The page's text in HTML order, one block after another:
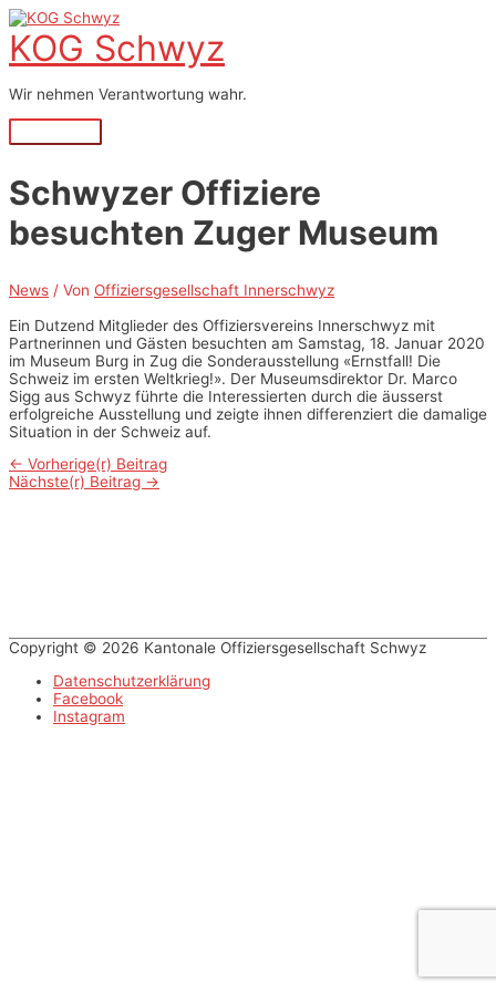
Zum
Inhalt
springen
KOG Schwyz
Wir nehmen Verantwortung wahr.
Hauptmenü
Schwyzer Offiziere
besuchten Zuger Museum
News / Von Offiziersgesellschaft Innerschwyz
Ein Dutzend Mitglieder des Offiziersvereins Innerschwyz mit
Partnerinnen und Gästen besuchten am Samstag, 18. Januar 2020
im Museum Burg in Zug die Sonderausstellung «Ernstfall! Die
Schweiz im ersten Weltkrieg!». Der Museumsdirektor Dr. Marco
Sigg aus Schwyz führte die Interessierten durch die äusserst
erfolgreiche Ausstellung und zeigte ihnen differenziert die damalige
Situation in der Schweiz auf.
Beitrags-
← Vorherige(r) Beitrag
Nächste(r) Beitrag →
Copyright © 2026 Kantonale Offiziersgesellschaft Schwyz
Datenschutzerklärung
Facebook
Instagram